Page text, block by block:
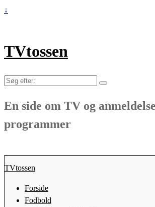
↓
TVtossen
Søg
En side om TV og
programmer
TVtossen
Forside
Fodbold